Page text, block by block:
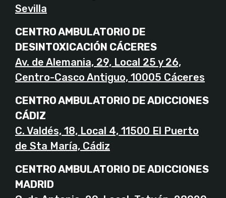
Sevilla
CENTRO AMBULATORIO DE
DESINTOXICACIÓN CÁCERES
Av. de Alemania, 29, Local 25 y 26,
Centro-Casco Antiguo, 10005 Cáceres
CENTRO AMBULATORIO DE ADICCIONES
CÁDIZ
C. Valdés, 18, Local 4, 11500 El Puerto
de Sta María, Cádiz
CENTRO AMBULATORIO DE ADICCIONES
MADRID